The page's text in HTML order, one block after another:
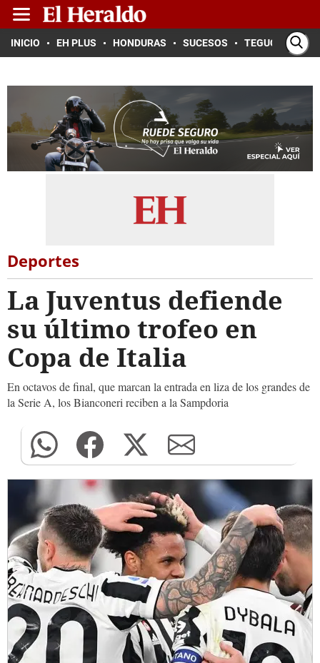
INICIO EH PLUS HONDURAS SUCESOS TEGUCIGALPA
Deportes
La Juventus defiende
su último trofeo en
Copa de Italia
En octavos de final, que marcan la entrada en liza de los grandes de
la Serie A, los Bianconeri reciben a la Sampdoria